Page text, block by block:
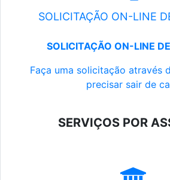
SOLICITAÇÃO ON-LINE
SOLICITAÇÃO ON-LINE
Faça uma solicitação através
precisar sair de
SERVIÇOS POR